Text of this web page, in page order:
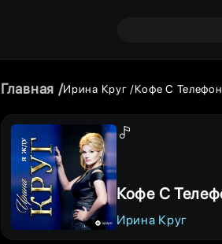
Главная Ирина Круг Кофе С
Кофе С
Ирина Круг